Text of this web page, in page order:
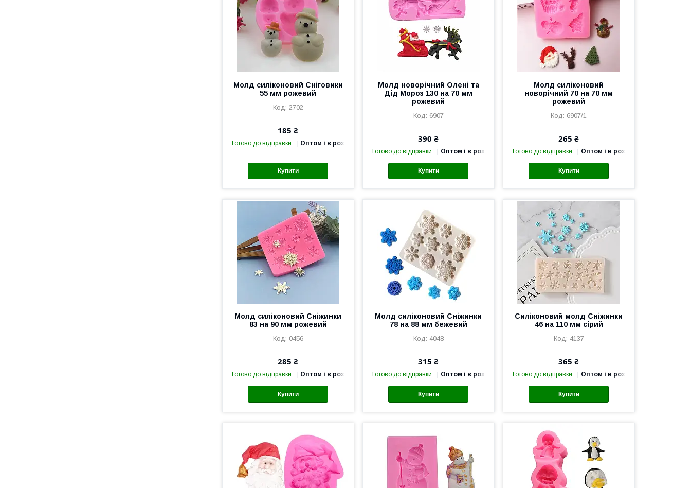
Молд силіконовий Сніговики
55 мм рожевий
2702
185 ₴
Готово до відправки Оптом і в роздріб
Купити
Молд новорічний Олені та
Дід Мороз 130 на 70 мм
рожевий
6907
390 ₴
Готово до відправки Оптом і в роздріб
Купити
Молд силіконовий
новорічний 70 на 70 мм
рожевий
6907/1
265 ₴
Готово до відправки Оптом і в роздріб
Купити
Молд силіконовий Сніжинки
83 на 90 мм рожевий
0456
285 ₴
Готово до відправки Оптом і в роздріб
Купити
Молд силіконовий Сніжинки
78 на 88 мм бежевий
4048
315 ₴
Готово до відправки Оптом і в роздріб
Купити
Силіконовий молд Сніжинки
46 на 110 мм сірий
4137
365 ₴
Готово до відправки Оптом і в роздріб
Купити